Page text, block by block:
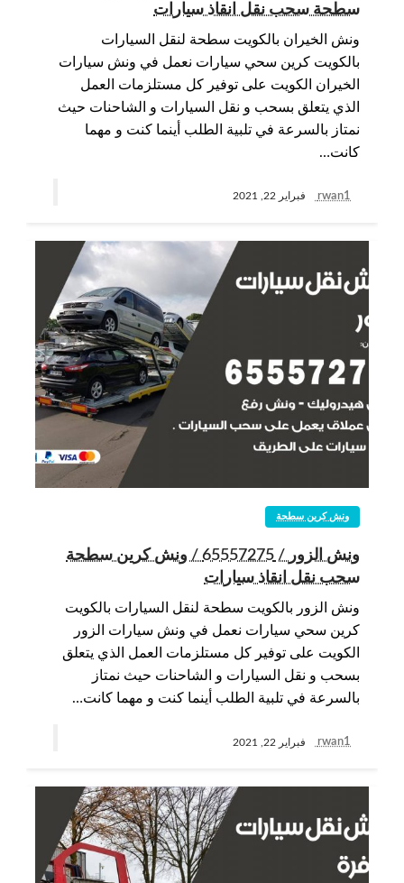
سطحة سحب نقل انقاذ سيارات
ونش الخيران بالكويت سطحة لنقل السيارات
بالكويت كرين سحي سيارات نعمل في ونش سيارات
الخيران الكويت على توفير كل مستلزمات العمل
الذي يتعلق بسحب و نقل السيارات و الشاحنات حيث
نمتاز بالسرعة في تلبية الطلب أينما كنت و مهما
كانت…
rwan1 فبراير 22, 2021
ونش كرين سطحة
ونش الزور / 65557275 / ونش كرين سطحة
سحب نقل انقاذ سيارات
ونش الزور بالكويت سطحة لنقل السيارات بالكويت
كرين سحي سيارات نعمل في ونش سيارات الزور
الكويت على توفير كل مستلزمات العمل الذي يتعلق
بسحب و نقل السيارات و الشاحنات حيث نمتاز
بالسرعة في تلبية الطلب أينما كنت و مهما كانت…
rwan1 فبراير 22, 2021